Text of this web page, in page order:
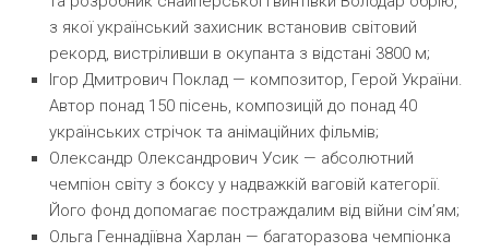
з якої український захисник встановив світовий
рекорд, вистріливши в окупанта з відстані 3800 м;
Ігор Дмитрович Поклад — композитор, Герой України.
Автор понад 150 пісень, композицій до понад 40
українських стрічок та анімаційних фільмів;
Олександр Олександрович Усик — абсолютний
чемпіон світу з боксу у надважкій ваговій категорії.
Його фонд допомагає постраждалим від війни сім’ям;
Ольга Геннадіївна Харлан — багаторазова чемпіонка